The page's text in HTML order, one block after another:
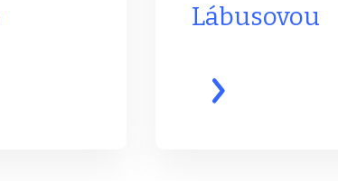
Lábusovou